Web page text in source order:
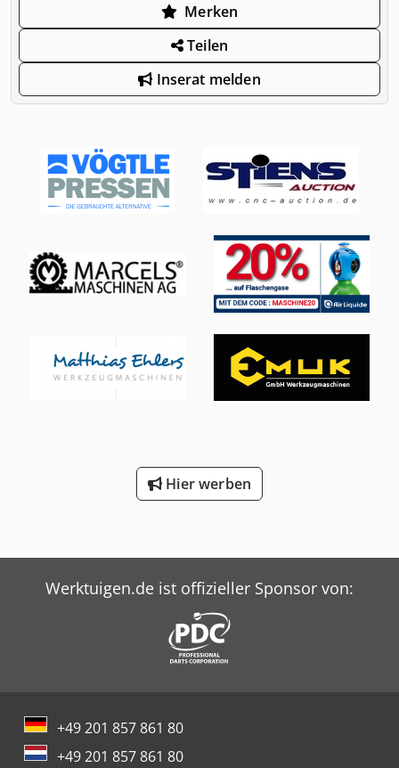
Merken
Teilen
Inserat melden
Hier werben
Werktuigen.de ist offizieller Sponsor von:
+49 201 857 861 80
+49 201 857 861 80